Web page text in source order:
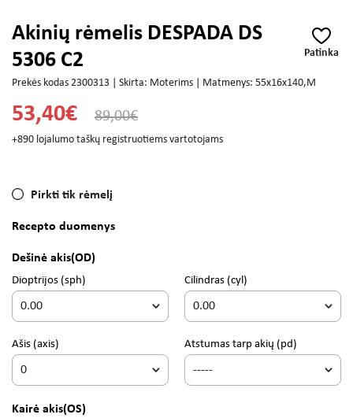
Patinka
Akinių rėmelis DESPADA DS
5306 C2
Prekės kodas 2300313 | Skirta: Moterims | Matmenys: 55x16x140,M
53,40€ 89,00€
+890 lojalumo taškų registruotiems vartotojams
Pirkti tik rėmelį
Recepto duomenys
Dešinė akis(OD)
Dioptrijos (sph) Cilindras (cyl)
Ašis (axis) Atstumas tarp akių (pd)
Kairė akis(OS)